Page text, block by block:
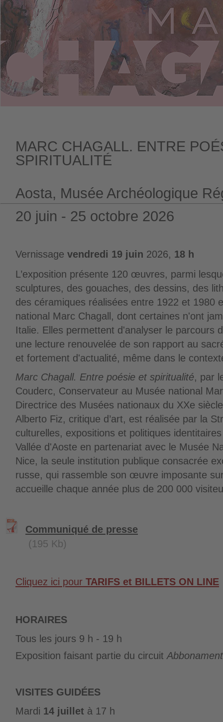
MARC CHAGALL. ENTRE
SPIRITUALITÉ
Aosta, Musée Archéologique
20 juin - 25 octobre 2026
Vernissage vendredi 19 juin 2026, 18 h
L’exposition présente 120 œuvres, parmi
sculptures, des gouaches, des dessins, des
des céramiques réalisées entre 1922 et 1980
national Marc Chagall, dont certaines n'ont
Italie. Elles permettent d'analyser le parcours
une lecture renouvelée de son rapport au
et fortement d'actualité, même dans le
Marc Chagall. Entre poésie et spiritualité, par
Couderc, Conservateur au Musée national
Directrice des Musées nationaux du XXe
Alberto Fiz, critique d’art, est réalisée par la
culturelles, expositions et politiques
Vallée d'Aoste en partenariat avec le Musée
Nice, la seule institution publique consacrée
russe, qui rassemble son œuvre imposante
accueille chaque année plus de 200 000
Communiqué de presse
(195 Kb)
Cliquez ici pour TARIFS et BILLETS ON LINE
HORAIRES
Tous les jours 9 h - 19 h
Exposition faisant partie du circuit
VISITES GUIDÉES
Mardi 14 juillet à 17 h